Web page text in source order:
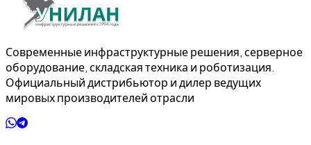
Современные инфраструктурные решения, серверное
оборудование, складская техника и роботизация.
Официальный дистрибьютор и дилер ведущих
мировых производителей отрасли